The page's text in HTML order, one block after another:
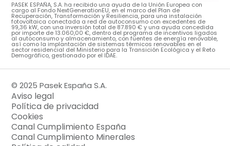
PASEK ESPAÑA, S.A. ha recibido una ayuda de la Unión Europea con
cargo al Fondo NextGenerationEU, en el marco del Plan de
Recuperación, Transformación y Resiliencia, para una instalación
fotovoltaica conectada a red de autoconsumo con excedentes de
99,36 kW, con una inversión total de 87.890 € y una ayuda concedida
por importe de 13.060,00 €, dentro del programa de incentivos ligados
al autoconsumo y almacenamiento, con fuentes de energía renovable,
así como la implantación de sistemas térmicos renovables en el
sector residencial del Ministerio para la Transición Ecológica y el Reto
Demográfico, gestionado por el IDAE.
© 2025 Pasek España S.A.
Aviso legal
Política de privacidad
Cookies
Canal Cumplimiento España
Canal Cumplimiento Minerales